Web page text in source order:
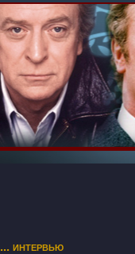
... интервью